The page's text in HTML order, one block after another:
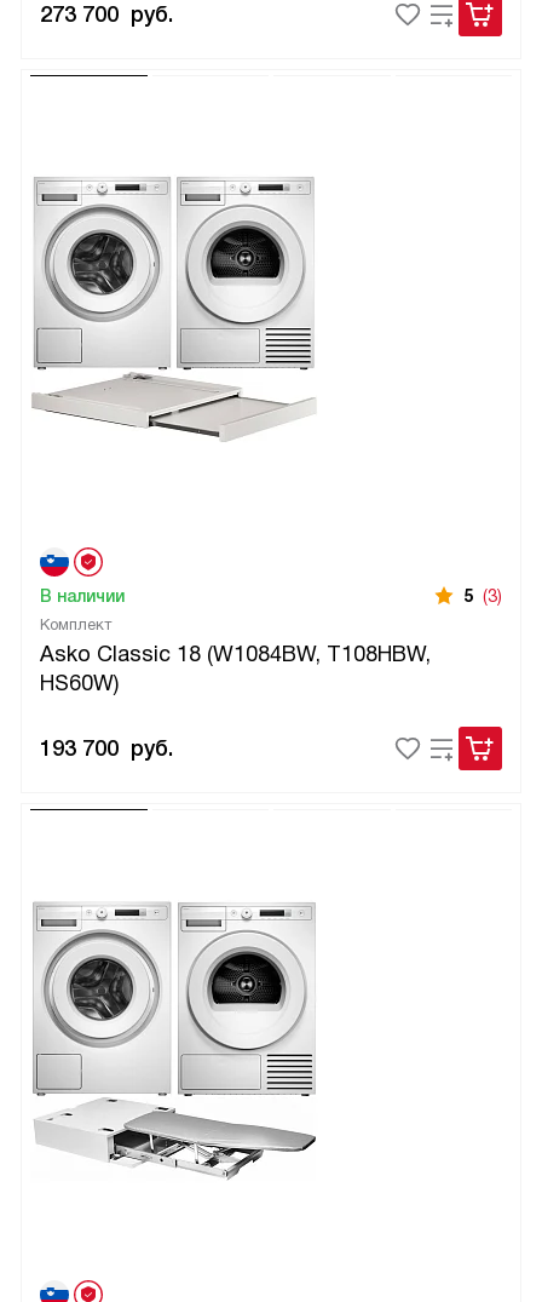
273 700 руб.
Комплект
Asko Classic 18 (W1084BW, T108HBW,
HS60W)
В наличии 5 (3)
193 700 руб.